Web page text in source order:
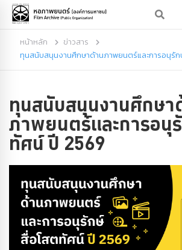
หน้าหลัก
ข่าวสาร
ทุนสนับสนุนงานศึกษาด้านภาพยนตร์และการอนุรั
ทุนสนับสนุนงานศึกษา
ภาพยนตร์และการอนุ
ทัศน์ ปี 2569